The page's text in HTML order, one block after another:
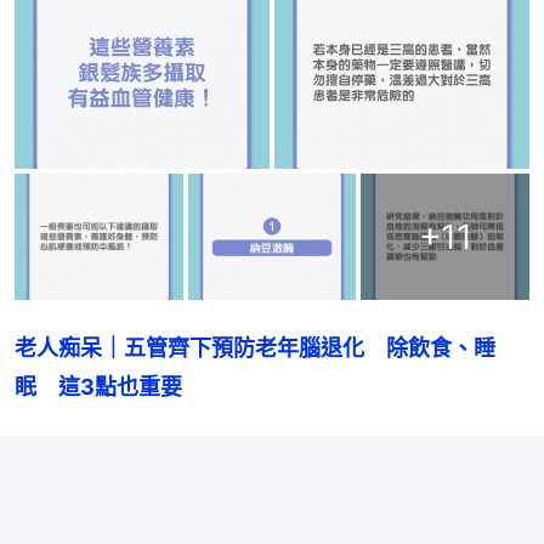
+11
老人痴呆｜五管齊下預防老年腦退化　除飲食、睡
眠　這3點也重要